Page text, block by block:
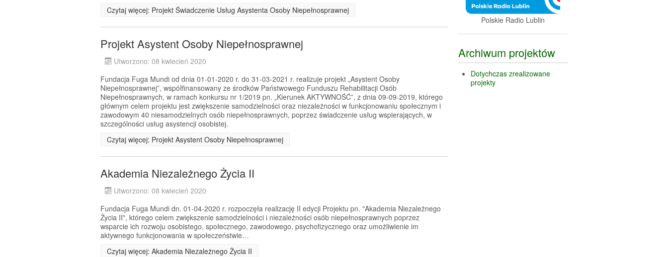
Czytaj więcej: Projekt Świadczenie Usług Asystenta Osoby Niepełnosprawnej
Projekt Asystent Osoby Niepełnosprawnej
Utworzono: 08 kwiecień 2020
Fundacja Fuga Mundi od dnia 01-01-2020 r. do 31-03-2021 r. realizuje projekt „Asystent Osoby
Niepełnosprawnej”, współfinansowany ze środków Państwowego Funduszu Rehabilitacji Osób
Niepełnosprawnych, w ramach konkursu nr 1/2019 pn. „Kierunek AKTYWNOŚĆ”, z dnia 09-09-2019, którego
głównym celem projektu jest zwiększenie samodzielności oraz niezależności w funkcjonowaniu społecznym i
zawodowym 40 niesamodzielnych osób niepełnosprawnych, poprzez świadczenie usług wspierających, w
szczególności usług asystencji osobistej.
Czytaj więcej: Projekt Asystent Osoby Niepełnosprawnej
Akademia Niezależnego Życia II
Utworzono: 08 kwiecień 2020
Fundacja Fuga Mundi dn. 01-04-2020 r. rozpoczęła realizację II edycji Projektu pn. "Akademia Niezależnego
Życia II", którego celem zwiększenie samodzielności i niezależności osób niepełnosprawnych poprzez
wsparcie ich rozwoju osobistego, społecznego, zawodowego, psychofizycznego oraz umożliwienie im
aktywnego funkcjonowania w społeczeństwie…
Czytaj więcej: Akademia Niezależnego Życia II
Polskie Radio Lublin
Archiwum projektów
Dotychczas zrealizowane
projekty